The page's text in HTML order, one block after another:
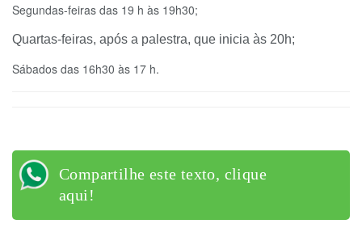
Segundas-feiras das 19 h às 19h30;
Quartas-feiras, após a palestra, que inicia às 20h;
Sábados das 16h30 às 17 h.
Compartilhe este texto, clique
aqui!